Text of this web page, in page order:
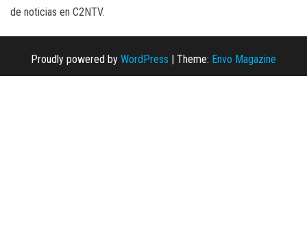
de noticias en C2NTV.
Proudly powered by WordPress | Theme: Envo Magazine